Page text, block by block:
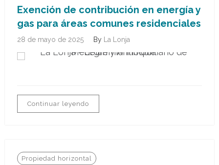
Exención de contribución en energía y
gas para áreas comunes residenciales
28 de mayo de 2025 By La Lonja
Continuar leyendo
Propiedad horizontal